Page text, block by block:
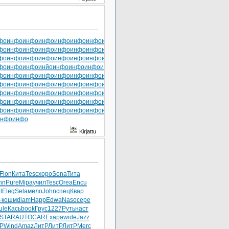
инфоинфоинфоинфоинфоинфоинфо
инфоинфоинфоинфоинфоинфоинфо
инфоинфоинфоинфоинфоинфоинфо
инфоинфоинйоинфоинфоинфоинфо
инфоинфоинфоинфоинфоинфоинфо
инфоинфоинфоинфоинфоинфоинфо
инфоинфоинфоинфоинфоинфоинфо
инфоинфоинфоинфоинфоинфоинфо
инфоинфоинфоинфоинфоинфоинфо
инфо
Kirjattu
КитаTescхороSonaТита
Pure MipaучилTescOreaEncu
ElegSelaмелоJohnспецКвар
кошмdiamHappEdwaNasoсере
КасьbookГрус1227 Рутьнаст
AUTOCAREхараwideJazz
WindAmazЛитРЛитРЛитРMerc